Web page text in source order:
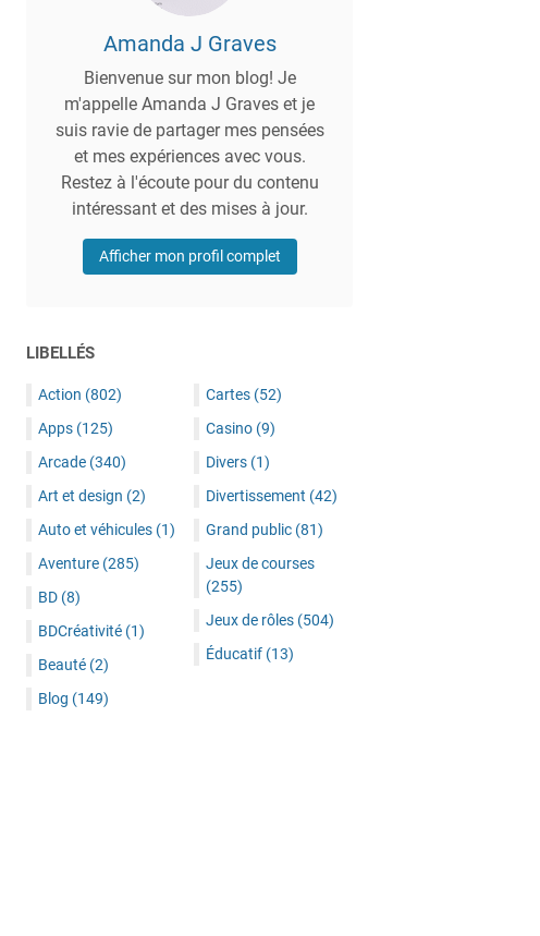
Amanda J Graves
Bienvenue sur mon blog! Je
m'appelle Amanda J Graves et je
suis ravie de partager mes pensées
et mes expériences avec vous.
Restez à l'écoute pour du contenu
intéressant et des mises à jour.
Afficher mon profil complet
LIBELLÉS
Action (802)
Apps (125)
Arcade (340)
Art et design (2)
Auto et véhicules (1)
Aventure (285)
BD (8)
BDCréativité (1)
Beauté (2)
Blog (149)
Cartes (52)
Casino (9)
Divers (1)
Divertissement (42)
Grand public (81)
Jeux de courses
(255)
Jeux de rôles (504)
Éducatif (13)